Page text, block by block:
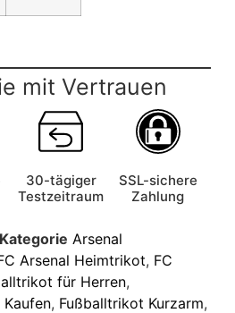
mit Vertrauen
30-tägiger
Testzeitraum
SSL-sichere
Zahlung
Kategorie Arsenal
Arsenal Heimtrikot, FC
für Herren,
, Fußballtrikot Kurzarm,